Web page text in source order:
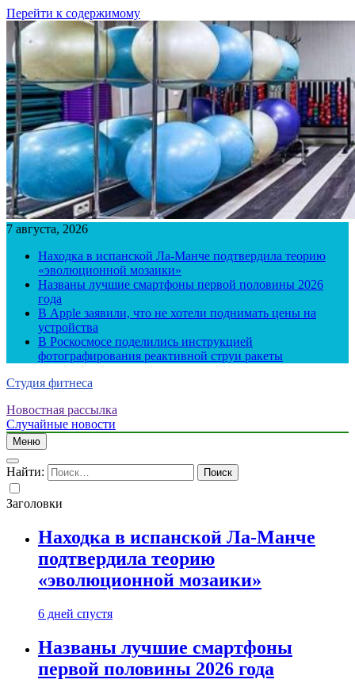
Перейти к содержимому
7 августа, 2026
Находка в испанской Ла-Манче подтвердила теорию
«эволюционной мозаики»
Названы лучшие смартфоны первой половины 2026
года
В Apple заявили, что не хотели поднимать цены на
устройства
В Роскосмосе поделились инструкцией
фотографирования реактивной струи ракеты
Студия фитнеса
Новостная рассылка
Случайные новости
Меню
Найти:
Заголовки
Находка в испанской Ла-Манче
подтвердила теорию
«эволюционной мозаики»
6 дней спустя
Названы лучшие смартфоны
первой половины 2026 года